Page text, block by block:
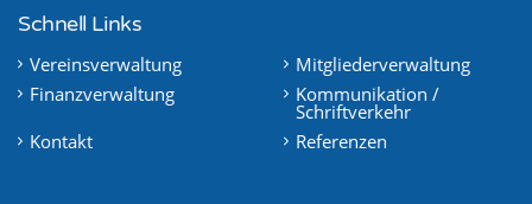
Schnell Links
Vereinsverwaltung
Mitgliederverwaltung
Finanzverwaltung
Kommunikation /
Schriftverkehr
Kontakt
Referenzen